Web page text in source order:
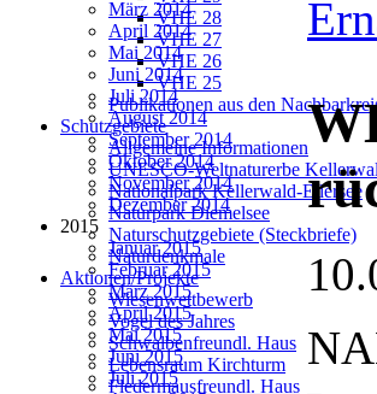
VHE 28
VHE 27
VHE 26
VHE 25
Publikationen aus den
Schutzgebiete
Allgemeine Informationen
UNESCO-Weltnaturerbe
Nationalpark Kellerwald-Edersee
Naturpark Diemelsee
Naturschutzgebiete (Steckbriefe)
Naturdenkmale
Aktionen/Projekte
Wiesenwettbewerb
Vogel des Jahres
Schwalbenfreundl. Haus
Lebensraum Kirchturm
Fledermausfreundl. Haus
März 2014
April 2014
Mai 2014
Juni 2014
Juli 2014
August 2014
September 2014
Oktober 2014
November 2014
Dezember 2014
2015
Januar 2015
Februar 2015
März 2015
April 2015
Mai 2015
Juni 2015
Juli 2015